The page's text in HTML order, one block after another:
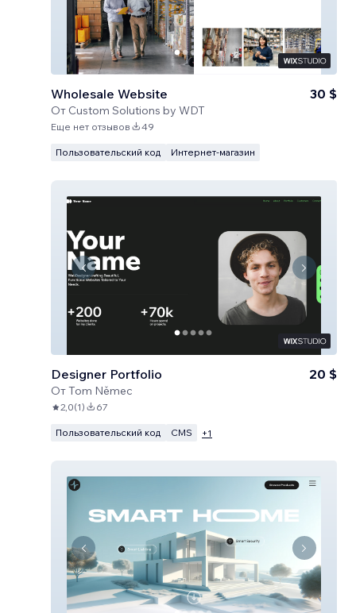
Wholesale Website
От Custom Solutions by WDT
30 $
Еще нет отзывов 49
Пользовательский код Интернет-магазин
Designer Portfolio
ОтTom Němec
20 $
2,0(1) 67
Пользовательский код CMS +1